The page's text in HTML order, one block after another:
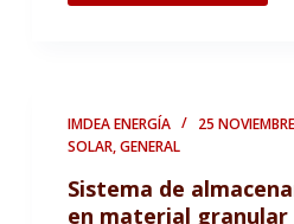
IMDEA ENERGÍA 25
SOLAR,GENERAL
Sistema de
en material granular